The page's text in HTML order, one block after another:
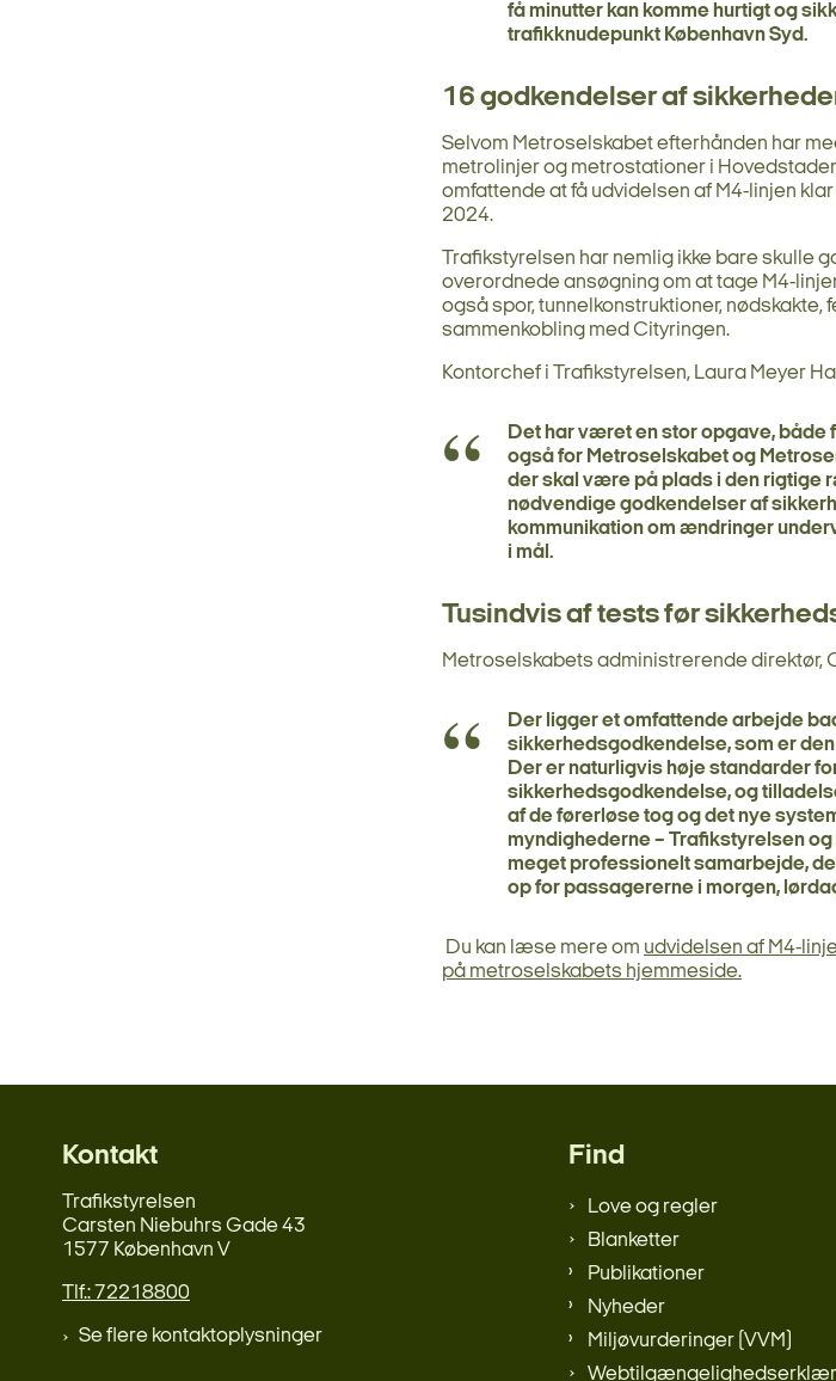
få minutter kan komme hurtigt og
trafikknudepunkt København Syd.
16 godkendelser af
Selvom Metroselskabet efterhånden har
metrolinjer og metrostationer i
omfattende at få udvidelsen af M4-linjen
2024.
Trafikstyrelsen har nemlig ikke bare skulle
overordnede ansøgning om at tage M4-
også spor, tunnelkonstruktioner, nødskakte,
sammenkobling med Cityringen.
Kontorchef i Trafikstyrelsen, Laura Meyer
Det har været en stor opgave, både
også for Metroselskabet og
der skal være på plads i den rigtige
nødvendige godkendelser af
kommunikation om ændringer
i mål.
Tusindvis af tests før
Metroselskabets administrerende direktør,
Der ligger et omfattende arbejde
sikkerhedsgodkendelse, som er
Der er naturligvis høje standarder
sikkerhedsgodkendelse, og
af de førerløse tog og det nye
myndighederne – Trafikstyrelsen
meget professionelt samarbejde,
op for passagererne i morgen,
Du kan læse mere om udvidelsen af M4-
på metroselskabets hjemmeside.
Kontakt
Trafikstyrelsen
Carsten Niebuhrs Gade 43
1577 København V
Tlf.: 72218800
Se flere kontaktoplysninger
Find
Love og regler
Blanketter
Publikationer
Nyheder
Miljøvurderinger (VVM)